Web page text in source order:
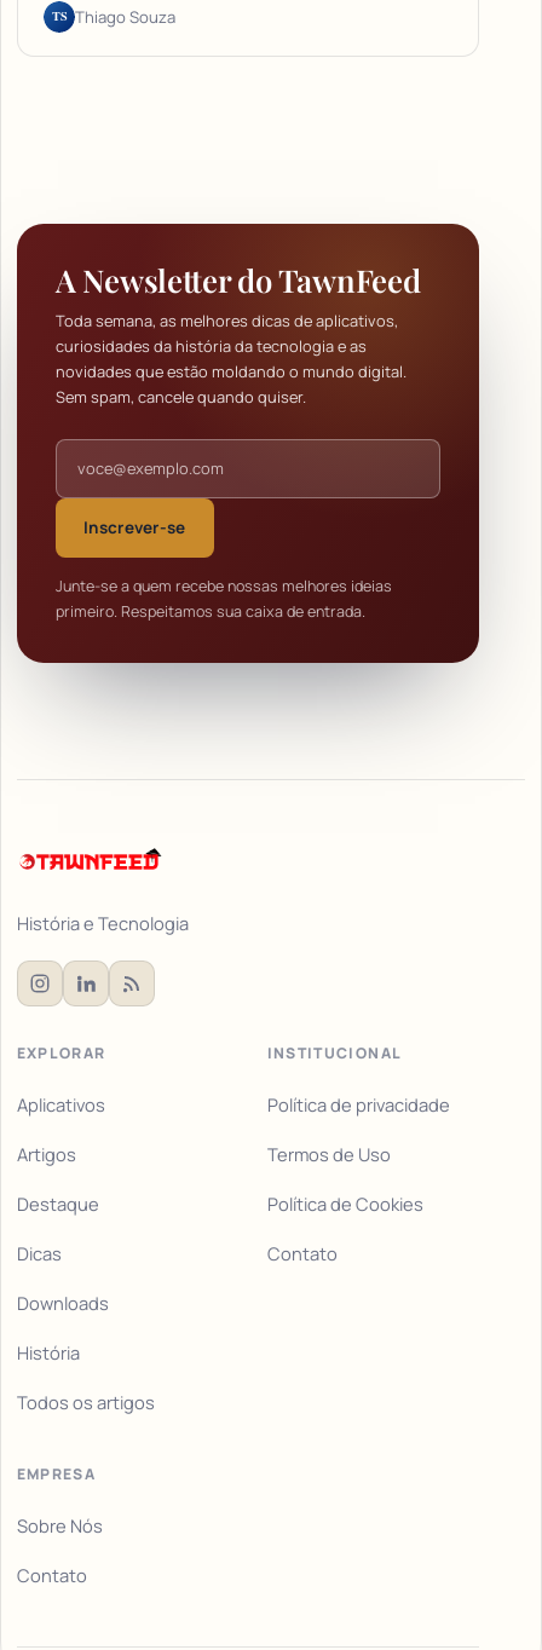
TS Thiago Souza
A Newsletter do TawnFeed
Toda semana, as melhores dicas de aplicativos,
curiosidades da história da tecnologia e as
novidades que estão moldando o mundo digital.
Sem spam, cancele quando quiser.
Endereço de e-mail
Inscrever-se
Junte-se a quem recebe nossas melhores ideias
primeiro. Respeitamos sua caixa de entrada.
História e Tecnologia
EXPLORAR
Aplicativos
Artigos
Destaque
Dicas
Downloads
História
Todos os artigos
INSTITUCIONAL
Política de privacidade
Termos de Uso
Política de Cookies
Contato
EMPRESA
Sobre Nós
Contato